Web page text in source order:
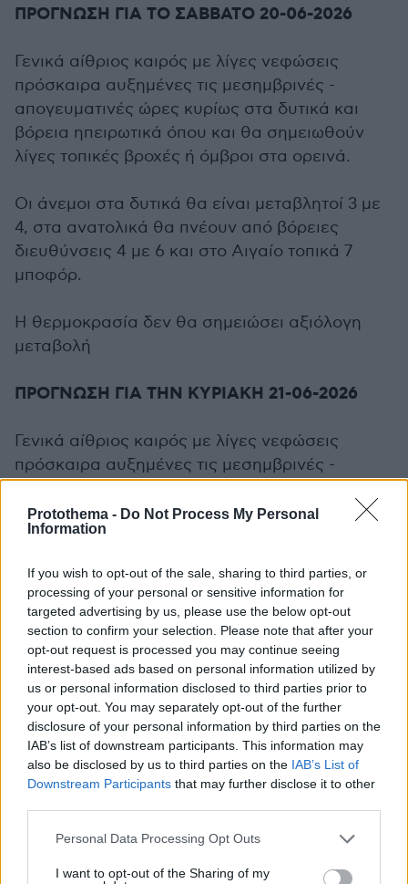
Protothema - Do Not Process My Personal
Information
If you wish to opt-out of the sale, sharing to third parties, or
processing of your personal or sensitive information for
targeted advertising by us, please use the below opt-out
section to confirm your selection. Please note that after your
opt-out request is processed you may continue seeing
interest-based ads based on personal information utilized by
us or personal information disclosed to third parties prior to
your opt-out. You may separately opt-out of the further
disclosure of your personal information by third parties on the
IAB’s list of downstream participants. This information may
also be disclosed by us to third parties on the IAB’s List of
Downstream Participants that may further disclose it to other
Please note that this website/app uses one or more Google
not limited to your visit or usage behaviour. You may click to
Personal Data Processing Opt Outs
I want to opt-out of the Sharing of my
ΠΡΟΓΝΩΣΗ ΓΙΑ ΤΟ ΣΑΒΒΑΤΟ 20-06-2026
Γενικά αίθριος καιρός με λίγες νεφώσεις
πρόσκαιρα αυξημένες τις μεσημβρινές -
απογευματινές ώρες κυρίως στα δυτικά και
βόρεια ηπειρωτικά όπου και θα σημειωθούν
λίγες τοπικές βροχές ή όμβροι στα ορεινά.
Οι άνεμοι στα δυτικά θα είναι μεταβλητοί 3 με
4, στα ανατολικά θα πνέουν από βόρειες
διευθύνσεις 4 με 6 και στο Αιγαίο τοπικά 7
μποφόρ.
Η θερμοκρασία δεν θα σημειώσει αξιόλογη
μεταβολή
ΠΡΟΓΝΩΣΗ ΓΙΑ ΤΗΝ ΚΥΡΙΑΚΗ 21-06-2026
Γενικά αίθριος καιρός με λίγες νεφώσεις
πρόσκαιρα αυξημένες τις μεσημβρινές -
ηπειρωτικά όπου και θα σημειωθούν λίγες
τοπικές βροχές ή όμβροι.
Οι άνεμοι θα πνέουν από βόρειες διευθύνσεις
4 με 5 και στο Αιγαίο 6 με 7 μποφόρ.
Η θερμοκρασία θα σημειώσει μικρή άνοδο.
Ακολουθήστε το protothema.gr στο Google News
και μάθετε πρώτοι όλες τις ειδήσεις
Δείτε όλες τις τελευταίες Ειδήσειςαπό την Ελλάδα